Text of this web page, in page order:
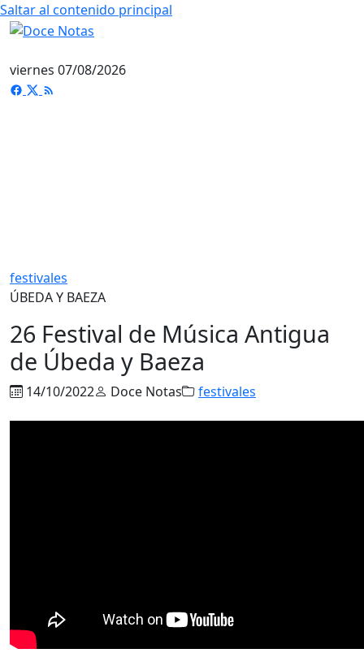
Saltar al contenido principal
viernes 07/08/2026
festivales
ÚBEDA Y BAEZA
26 Festival de Música Antigua
de Úbeda y Baeza
14/10/2022 Doce Notas festivales